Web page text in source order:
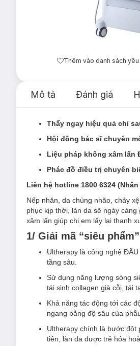
Thêm vào danh sách yêu
Mô tả Đánh giá
Thấy ngay hiệu quả chỉ
Hội đồng bác sĩ chuyên
Liệu pháp không xâm lấn
Phác đồ điều trị chuyên
Liên hệ hotline 1800 6324
Nếp nhăn, da chùng nhão, chảy
phục kịp thời, làn da sẽ ngày
xâm lấn giúp chị em lấy lại thanh
1/ Giải mã “siêu
Ultherapy là công nghệ
tầng sâu.
Sử dụng năng lượng sóng
tái sinh collagen già cỗi, tái
Khả năng tác động tới các
ngang bằng độ sâu của
Ultherapy chính là bước đột
tiên, làn da được trẻ hóa